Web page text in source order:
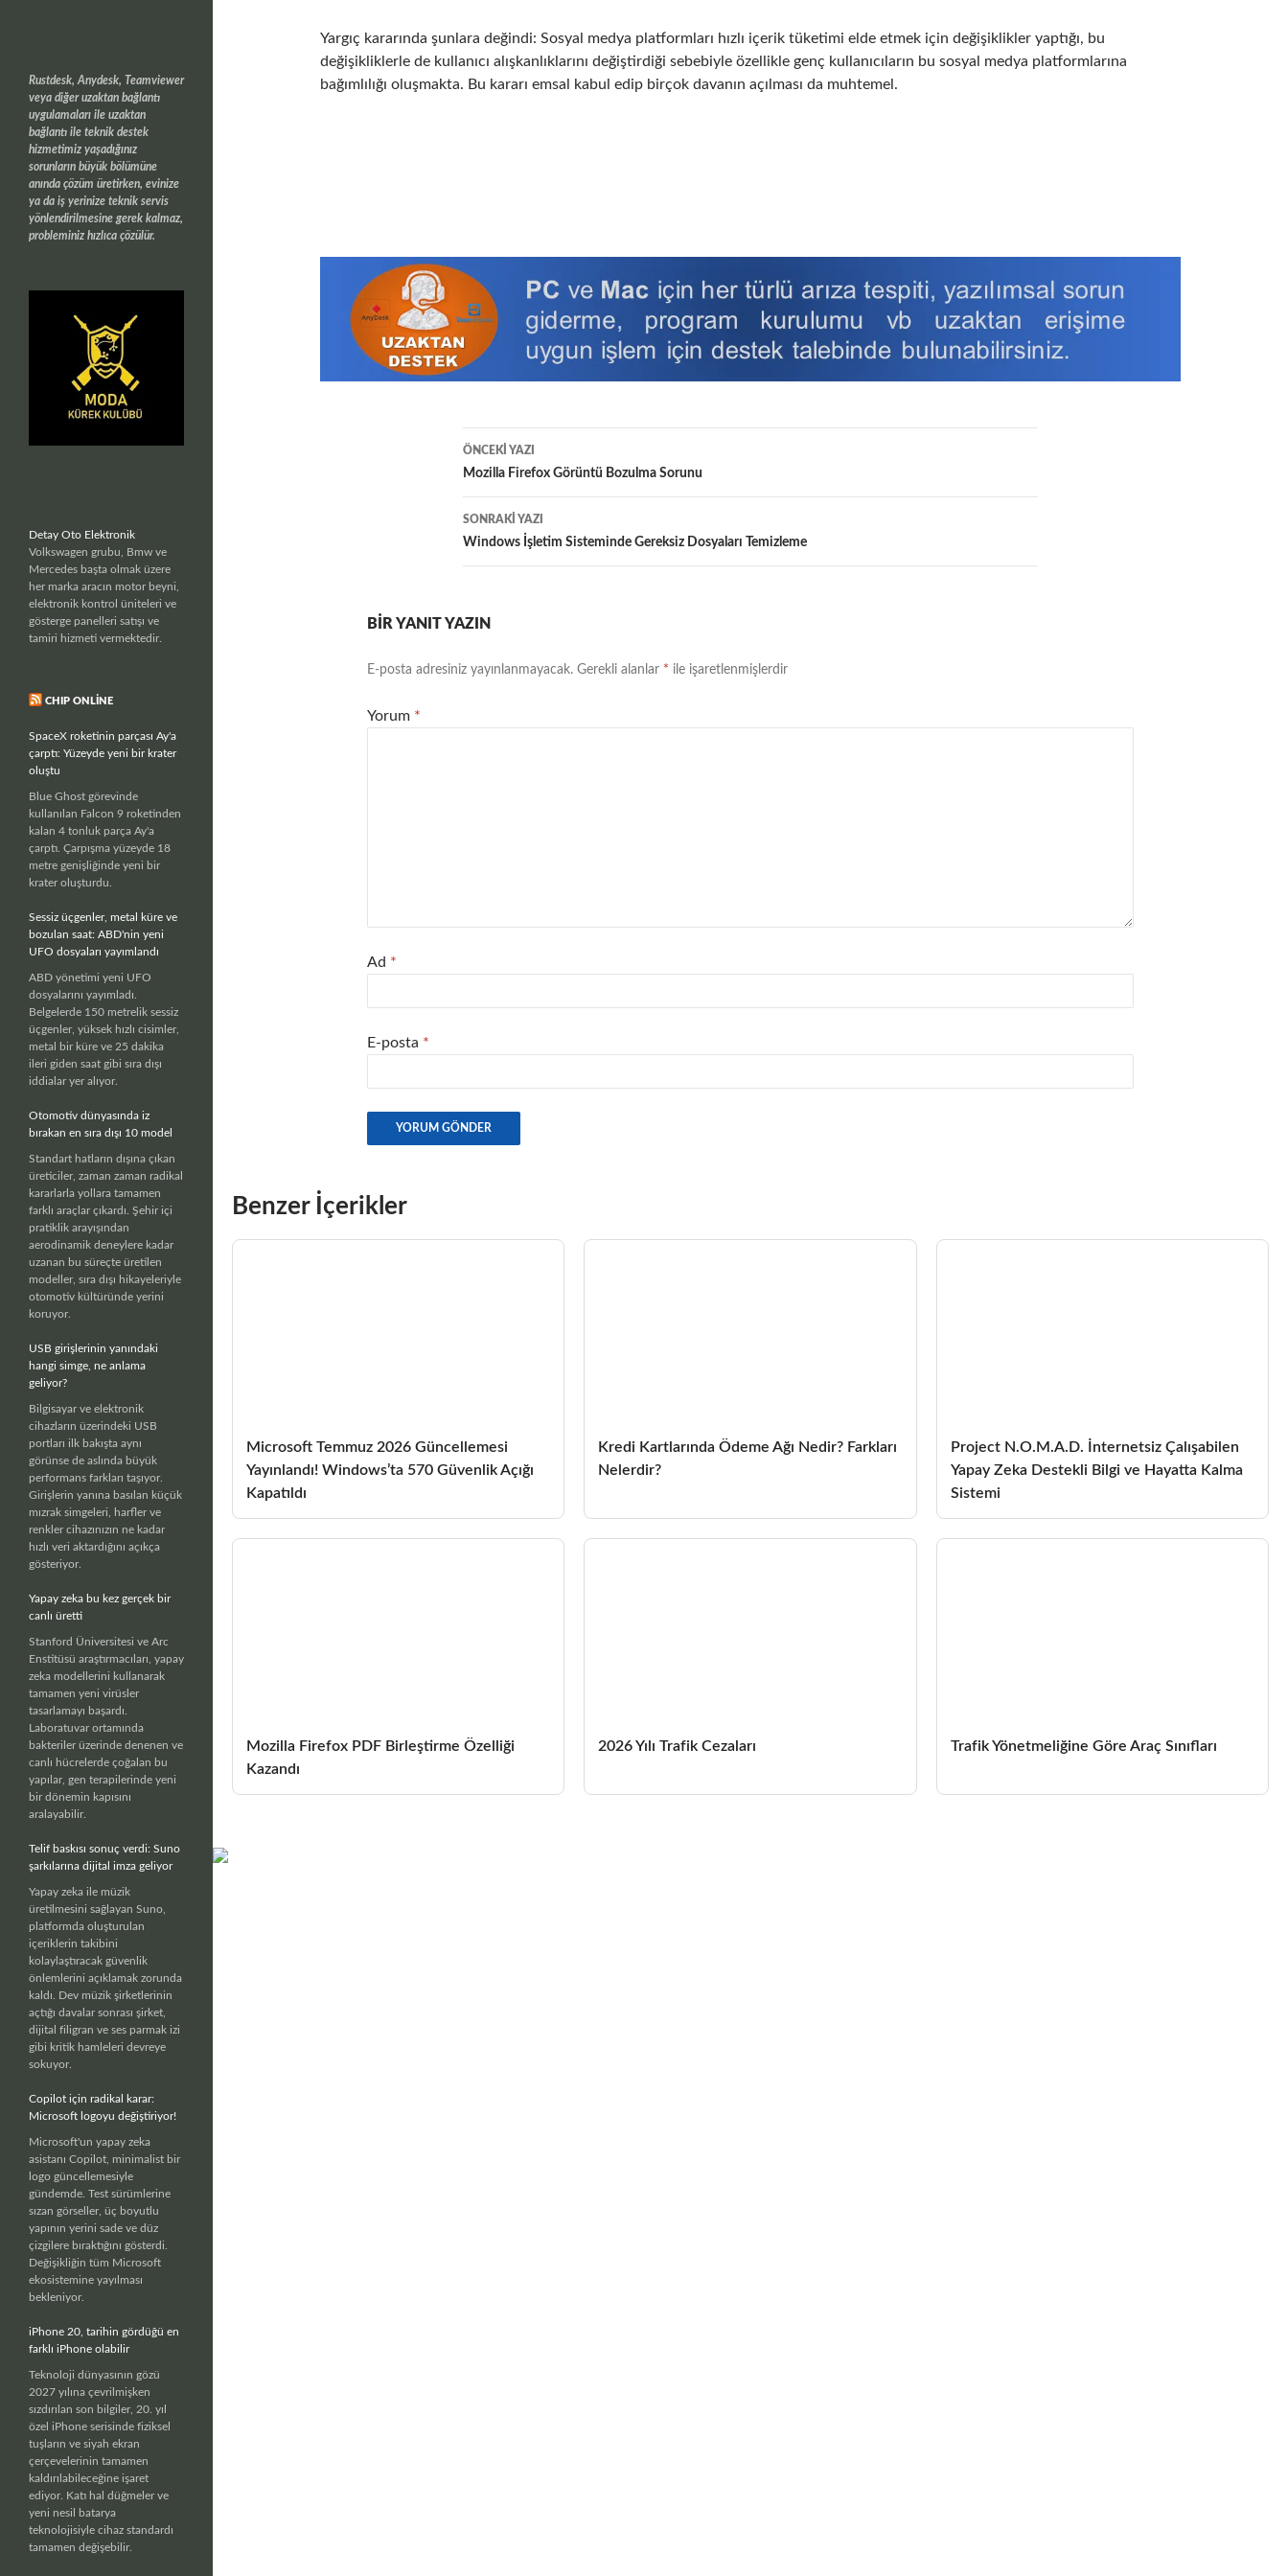
Yargıç kararında şunlara değindi: Sosyal medya platformları hızlı içerik tüketimi elde etmek için değişiklikler yaptığı, bu
değişikliklerle de kullanıcı alışkanlıklarını değiştirdiği sebebiyle özellikle genç kullanıcıların bu sosyal medya platformlarına
bağımlılığı oluşmakta. Bu kararı emsal kabul edip birçok davanın açılması da muhtemel.
Yazı
dolaşımı
ÖNCEKI YAZI
Mozilla Firefox Görüntü Bozulma Sorunu
SONRAKI YAZI
Windows İşletim Sisteminde Gereksiz Dosyaları Temizleme
BIR YANIT YAZIN
E-posta adresiniz yayınlanmayacak. Gerekli alanlar * ile işaretlenmişlerdir
Yorum *
Ad *
E-posta *
Benzer İçerikler
Microsoft Temmuz 2026 Güncellemesi
Yayınlandı! Windows’ta 570 Güvenlik Açığı
Kapatıldı
Kredi Kartlarında Ödeme Ağı Nedir? Farkları
Nelerdir?
Project N.O.M.A.D. İnternetsiz Çalışabilen
Yapay Zeka Destekli Bilgi ve Hayatta Kalma
Sistemi
Mozilla Firefox PDF Birleştirme Özelliği
Kazandı
2026 Yılı Trafik Cezaları Trafik Yönetmeliğine Göre Araç Sınıfları
Rustdesk, Anydesk, Teamviewer
veya diğer uzaktan bağlantı
uygulamaları ile uzaktan
bağlantı ile teknik destek
hizmetimiz yaşadığınız
sorunların büyük bölümüne
anında çözüm üretirken, evinize
ya da iş yerinize teknik servis
yönlendirilmesine gerek kalmaz,
probleminiz hızlıca çözülür.
Detay Oto Elektronik
Volkswagen grubu, Bmw ve
Mercedes başta olmak üzere
her marka aracın motor beyni,
elektronik kontrol üniteleri ve
gösterge panelleri satışı ve
tamiri hizmeti vermektedir.
CHIP ONLINE
SpaceX roketinin parçası Ay'a
çarptı: Yüzeyde yeni bir krater
oluştu
Blue Ghost görevinde
kullanılan Falcon 9 roketinden
kalan 4 tonluk parça Ay'a
çarptı. Çarpışma yüzeyde 18
metre genişliğinde yeni bir
krater oluşturdu.
Sessiz üçgenler, metal küre ve
bozulan saat: ABD'nin yeni
UFO dosyaları yayımlandı
ABD yönetimi yeni UFO
dosyalarını yayımladı.
Belgelerde 150 metrelik sessiz
üçgenler, yüksek hızlı cisimler,
metal bir küre ve 25 dakika
ileri giden saat gibi sıra dışı
iddialar yer alıyor.
Otomotiv dünyasında iz
bırakan en sıra dışı 10 model
Standart hatların dışına çıkan
üreticiler, zaman zaman radikal
kararlarla yollara tamamen
farklı araçlar çıkardı. Şehir içi
pratiklik arayışından
aerodinamik deneylere kadar
uzanan bu süreçte üretilen
modeller, sıra dışı hikayeleriyle
otomotiv kültüründe yerini
koruyor.
USB girişlerinin yanındaki
hangi simge, ne anlama
geliyor?
Bilgisayar ve elektronik
cihazların üzerindeki USB
portları ilk bakışta aynı
görünse de aslında büyük
performans farkları taşıyor.
Girişlerin yanına basılan küçük
mızrak simgeleri, harfler ve
renkler cihazınızın ne kadar
hızlı veri aktardığını açıkça
gösteriyor.
Yapay zeka bu kez gerçek bir
canlı üretti
Stanford Üniversitesi ve Arc
Enstitüsü araştırmacıları, yapay
zeka modellerini kullanarak
tamamen yeni virüsler
tasarlamayı başardı.
Laboratuvar ortamında
bakteriler üzerinde denenen ve
canlı hücrelerde çoğalan bu
yapılar, gen terapilerinde yeni
bir dönemin kapısını
aralayabilir.
Telif baskısı sonuç verdi: Suno
şarkılarına dijital imza geliyor
Yapay zeka ile müzik
üretilmesini sağlayan Suno,
platformda oluşturulan
içeriklerin takibini
kolaylaştıracak güvenlik
önlemlerini açıklamak zorunda
kaldı. Dev müzik şirketlerinin
açtığı davalar sonrası şirket,
dijital filigran ve ses parmak izi
gibi kritik hamleleri devreye
sokuyor.
Copilot için radikal karar:
Microsoft logoyu değiştiriyor!
Microsoft'un yapay zeka
asistanı Copilot, minimalist bir
logo güncellemesiyle
gündemde. Test sürümlerine
sızan görseller, üç boyutlu
yapının yerini sade ve düz
çizgilere bıraktığını gösterdi.
Değişikliğin tüm Microsoft
ekosistemine yayılması
bekleniyor.
iPhone 20, tarihin gördüğü en
farklı iPhone olabilir
Teknoloji dünyasının gözü
2027 yılına çevrilmişken
sızdırılan son bilgiler, 20. yıl
özel iPhone serisinde fiziksel
tuşların ve siyah ekran
çerçevelerinin tamamen
kaldırılabileceğine işaret
ediyor. Katı hal düğmeler ve
yeni nesil batarya
teknolojisiyle cihaz standardı
tamamen değişebilir.